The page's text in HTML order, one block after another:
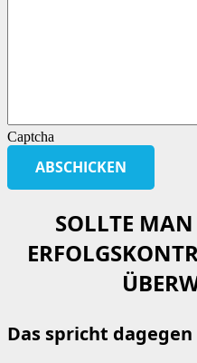
Captcha
SOLLTE MAN
Das spricht dagegen